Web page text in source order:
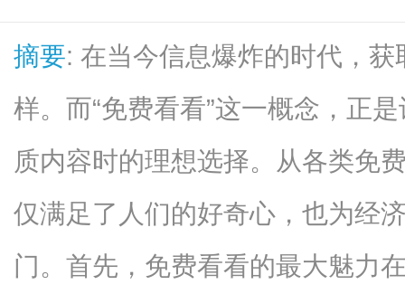
摘要: 在当今信息爆炸的时代，
样。而“免费看看”这一概念，正
质内容时的理想选择。从各类免
仅满足了人们的好奇心，也为经
门。首先，免费看看的最大魅力